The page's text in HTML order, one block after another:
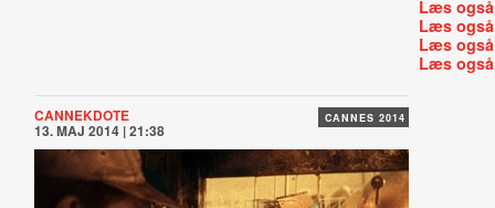
Læs
Læs
Læs
Læs
CANNES 2014
CANNEKDOTE
13. MAJ 2014 | 21:38